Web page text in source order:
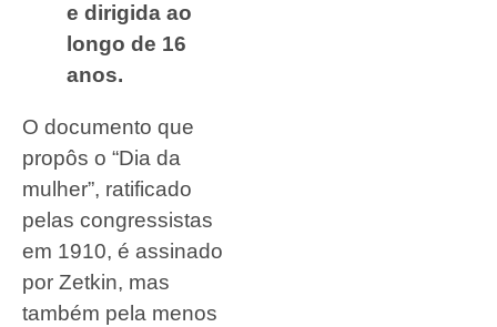
e dirigida ao
longo de 16
anos.
O documento que
propôs o “Dia da
mulher”, ratificado
pelas congressistas
em 1910, é assinado
por Zetkin, mas
também pela menos